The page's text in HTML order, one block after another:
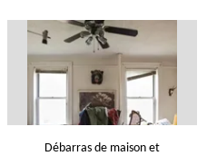
Débarras de maison et